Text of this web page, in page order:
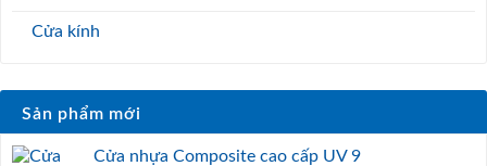
Cửa kính
Sản phẩm mới
Cửa nhựa Composite cao cấp UV 9